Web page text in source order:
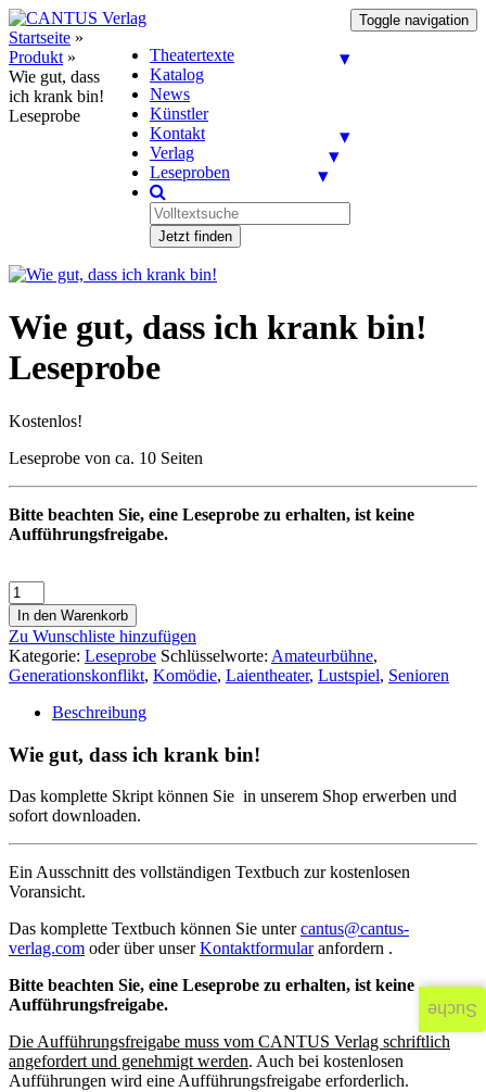
Toggle navigation
Theatertexte
Katalog
News
Künstler
Kontakt
Verlag
Leseproben
Jetzt finden
Startseite »
Produkt »
Wie gut, dass
ich krank bin!
Leseprobe
Wie gut, dass ich krank bin!
Leseprobe
Kostenlos!
Leseprobe von ca. 10 Seiten
Bitte beachten Sie, eine Leseprobe zu erhalten, ist keine
Aufführungsfreigabe.
In den Warenkorb
Zu Wunschliste hinzufügen
Kategorie: Leseprobe Schlüsselworte: Amateurbühne,
Generationskonflikt, Komödie, Laientheater, Lustspiel, Senioren
Beschreibung
Wie gut, dass ich krank bin!
Das komplette Skript können Sie in unserem Shop erwerben und
sofort downloaden.
Ein Ausschnitt des vollständigen Textbuch zur kostenlosen
Voransicht.
Das komplette Textbuch können Sie untercantus@cantus-
verlag.com oder über unserKontaktformularanfordern .
Bitte beachten Sie, eine Leseprobe zu erhalten, ist keine
Aufführungsfreigabe.
Die Aufführungsfreigabe muss vom CANTUS Verlag schriftlich
angefordert und genehmigt werden. Auch bei kostenlosen
Aufführungen wird eine Aufführungsfreigabe erforderlich.
Suche